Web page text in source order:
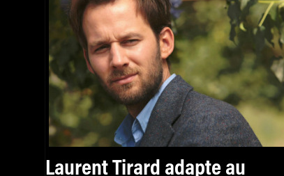
Laurent Tirard adapte au